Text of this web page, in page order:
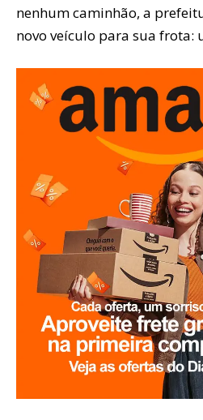
nenhum caminhão, a
novo veículo para sua frota: